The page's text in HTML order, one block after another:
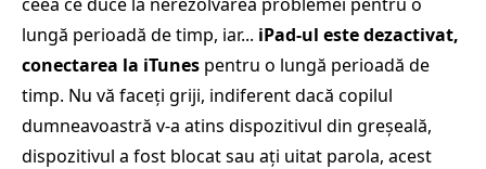
lungă perioadă de timp, iar... iPad-ul este dezactivat,
conectarea la iTunes pentru o lungă perioadă de
timp. Nu vă faceți griji, indiferent dacă copilul
dumneavoastră v-a atins dispozitivul din greșeală,
dispozitivul a fost blocat sau ați uitat parola, acest